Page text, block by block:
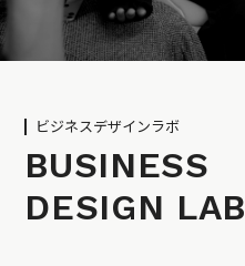
ビジネスデザインラボ
BUSINESS
DESIGN LAB